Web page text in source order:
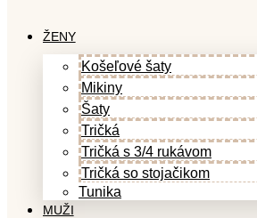
ŽENY
Košeľové šaty
Mikiny
Šaty
Tričká
Tričká s 3/4 rukávom
Tričká so stojačikom
Tunika
MUŽI